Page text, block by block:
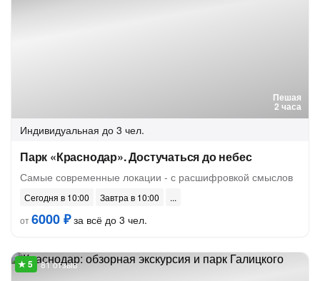
Пешая
2 часа
Индивидуальная до 3 чел.
Парк «Краснодар». Достучаться до небес
Самые современные локации - с расшифровкой смыслов
Сегодня в 10:00
Завтра в 10:00
от6000 ₽за всё до 3 чел.
81 отзыв